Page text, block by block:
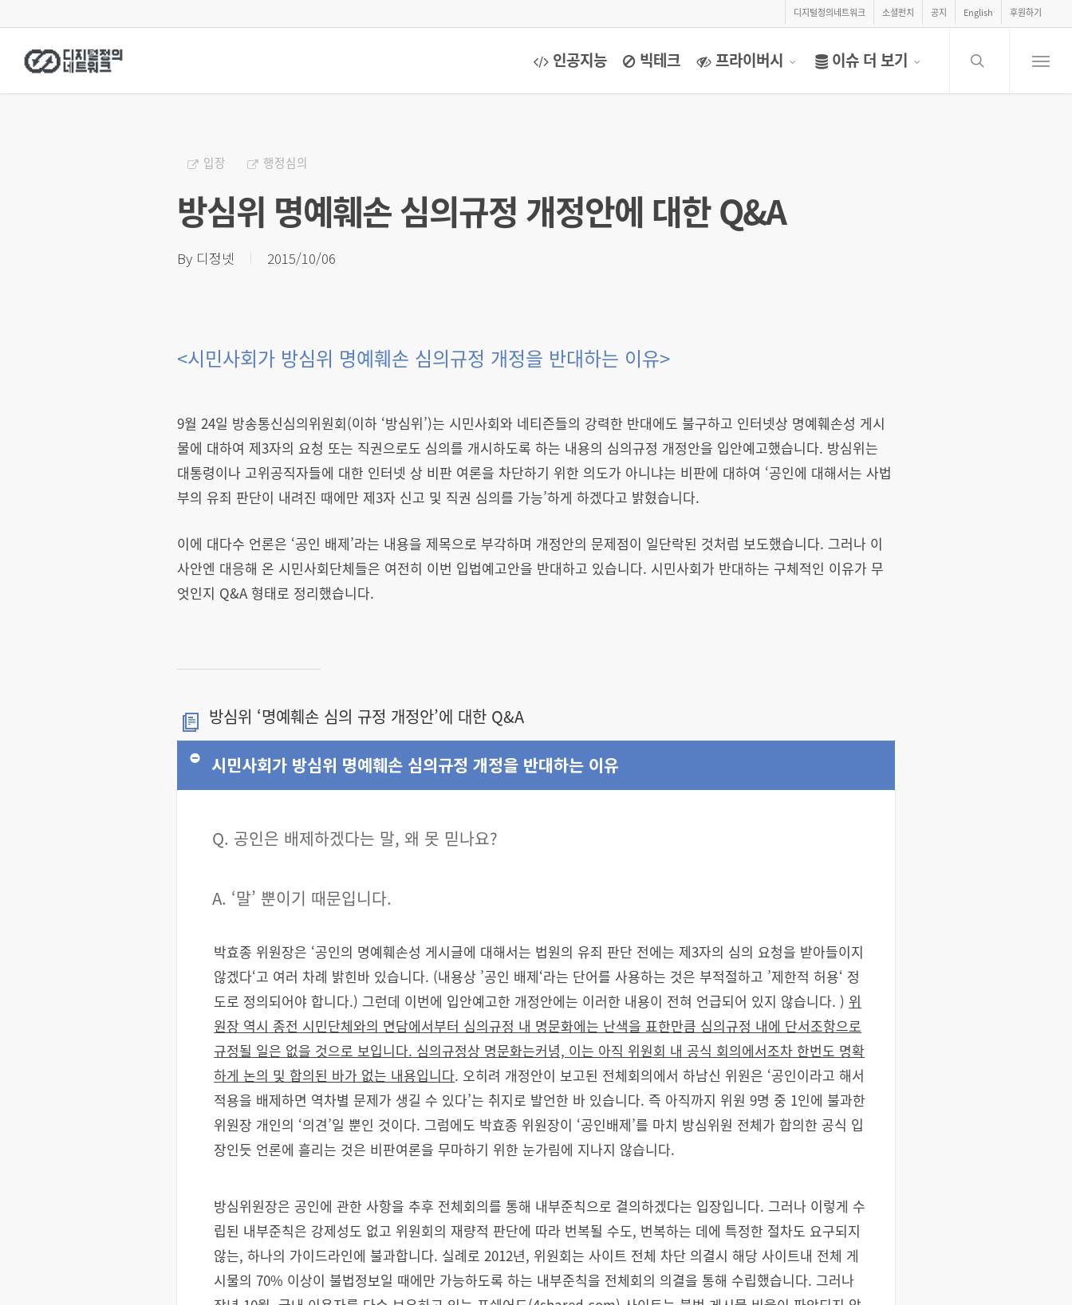
main
디지털정의네트워크 소셜펀치 공지 English 후원하기
인공지능 빅테크 프라이버시 이슈 더 보기
search
Menu
입장 행정심의
방심위 명예훼손 심의규정 개정안에 대한 Q&A
By 디정넷 2015/10/06
<시민사회가 방심위 명예훼손 심의규정 개정을 반대하는 이유>
9월 24일 방송통신심의위원회(이하 ‘방심위’)는 시민사회와 네티즌들의 강력한 반대에도 불구하고 인터넷상 명예훼손성 게시
물에 대하여 제3자의 요청 또는 직권으로도 심의를 개시하도록 하는 내용의 심의규정 개정안을 입안예고했습니다. 방심위는
대통령이나 고위공직자들에 대한 인터넷 상 비판 여론을 차단하기 위한 의도가 아니냐는 비판에 대하여 ‘공인에 대해서는 사법
부의 유죄 판단이 내려진 때에만 제3자 신고 및 직권 심의를 가능’하게 하겠다고 밝혔습니다.
이에 대다수 언론은 ‘공인 배제’라는 내용을 제목으로 부각하며 개정안의 문제점이 일단락된 것처럼 보도했습니다. 그러나 이
사안엔 대응해 온 시민사회단체들은 여전히 이번 입법예고안을 반대하고 있습니다. 시민사회가 반대하는 구체적인 이유가 무
엇인지 Q&A 형태로 정리했습니다.
방심위 ‘명예훼손 심의 규정 개정안’에 대한 Q&A
시민사회가 방심위 명예훼손 심의규정 개정을 반대하는 이유
Q. 공인은 배제하겠다는 말, 왜 못 믿나요?
A. ‘말’ 뿐이기 때문입니다.
박효종 위원장은 ‘공인의 명예훼손성 게시글에 대해서는 법원의 유죄 판단 전에는 제3자의 심의 요청을 받아들이지
않겠다‘고 여러 차례 밝힌바 있습니다. (내용상 ’공인 배제‘라는 단어를 사용하는 것은 부적절하고 ’제한적 허용‘ 정
도로 정의되어야 합니다.) 그런데 이번에 입안예고한 개정안에는 이러한 내용이 전혀 언급되어 있지 않습니다. ) 위
원장 역시 종전 시민단체와의 면담에서부터 심의규정 내 명문화에는 난색을 표한만큼 심의규정 내에 단서조항으로
규정될 일은 없을 것으로 보입니다. 심의규정상 명문화는커녕, 이는 아직 위원회 내 공식 회의에서조차 한번도 명확
하게 논의 및 합의된 바가 없는 내용입니다. 오히려 개정안이 보고된 전체회의에서 하남신 위원은 ‘공인이라고 해서
적용을 배제하면 역차별 문제가 생길 수 있다’는 취지로 발언한 바 있습니다. 즉 아직까지 위원 9명 중 1인에 불과한
위원장 개인의 ‘의견’일 뿐인 것이다. 그럼에도 박효종 위원장이 ‘공인배제’를 마치 방심위원 전체가 합의한 공식 입
장인듯 언론에 흘리는 것은 비판여론을 무마하기 위한 눈가림에 지나지 않습니다.
방심위원장은 공인에 관한 사항을 추후 전체회의를 통해 내부준칙으로 결의하겠다는 입장입니다. 그러나 이렇게 수
립된 내부준칙은 강제성도 없고 위원회의 재량적 판단에 따라 번복될 수도, 번복하는 데에 특정한 절차도 요구되지
않는, 하나의 가이드라인에 불과합니다. 실례로 2012년, 위원회는 사이트 전체 차단 의결시 해당 사이트내 전체 게
시물의 70% 이상이 불법정보일 때에만 가능하도록 하는 내부준칙을 전체회의 의결을 통해 수립했습니다. 그러나